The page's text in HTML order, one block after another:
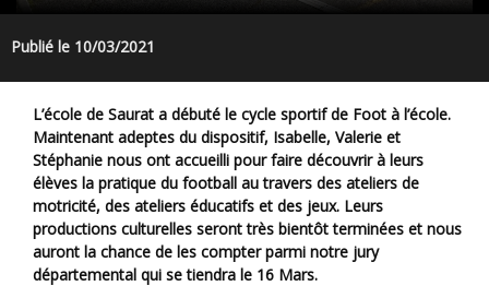
Publié le 10/03/2021
L’école de Saurat a débuté le cycle sportif de Foot à l’école.
Maintenant adeptes du dispositif, Isabelle, Valerie et
Stéphanie nous ont accueilli pour faire découvrir à leurs
élèves la pratique du football au travers des ateliers de
motricité, des ateliers éducatifs et des jeux. Leurs
productions culturelles seront très bientôt terminées et nous
auront la chance de les compter parmi notre jury
départemental qui se tiendra le 16 Mars.